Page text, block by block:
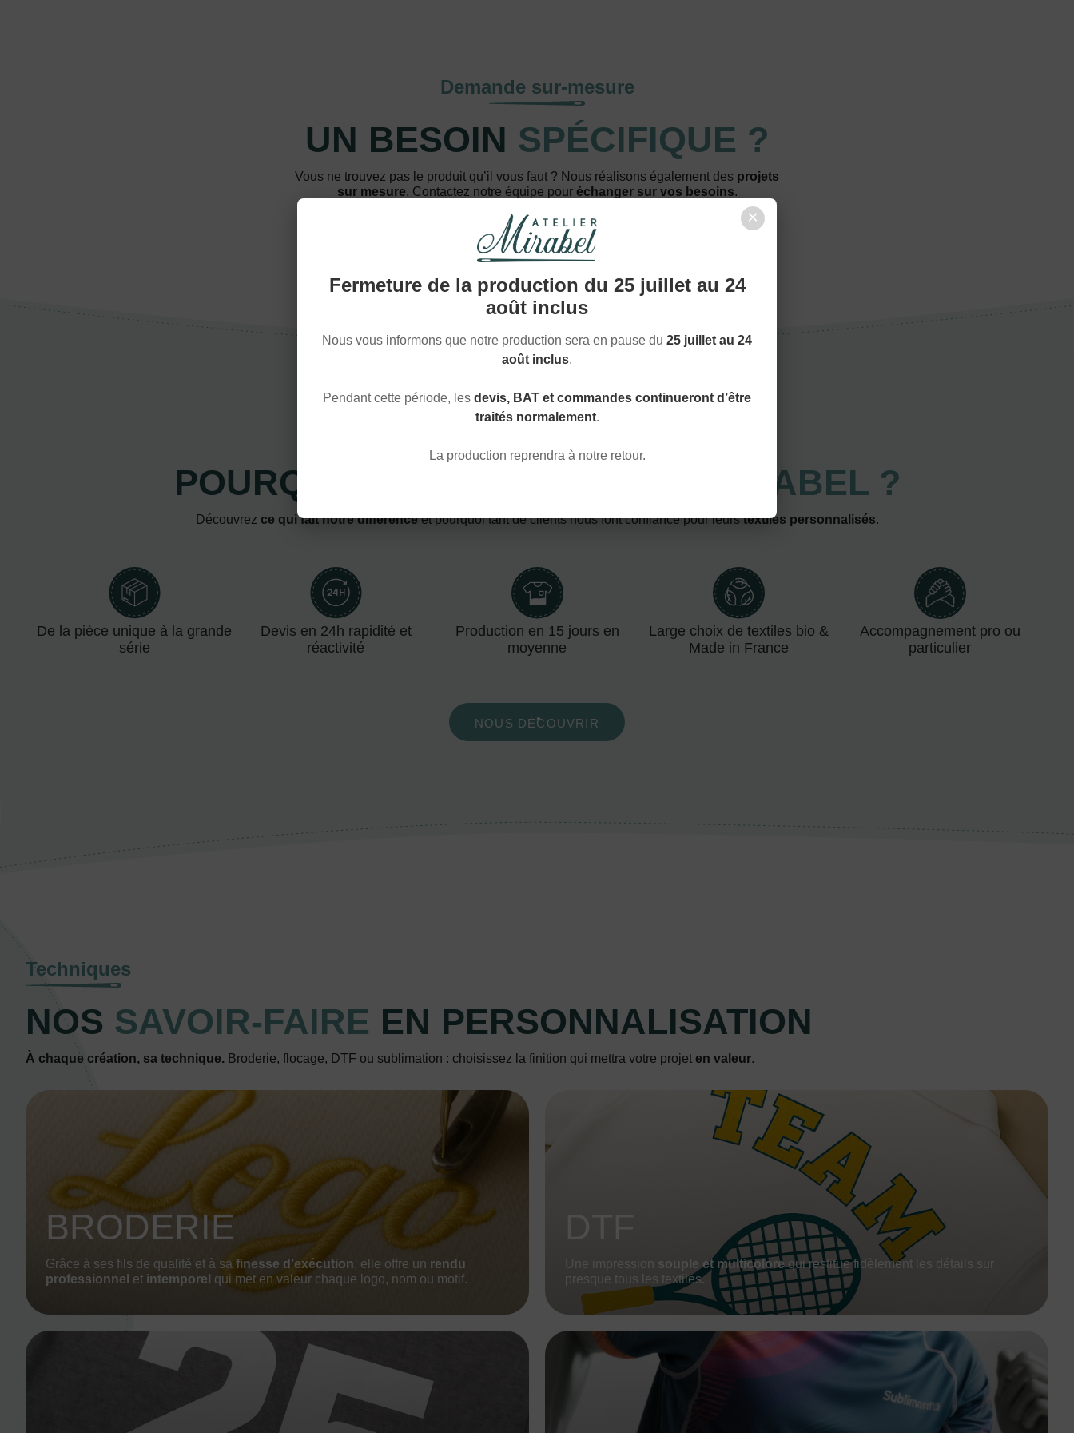
×
Fermeture de la production du 25 juillet au 24
août inclus
Nous vous informons que notre production sera en pause du 25 juillet au 24
août inclus.
Pendant cette période, les devis, BAT et commandes continueront d’être
traités normalement.
La production reprendra à notre retour.
Demande sur-mesure
UN BESOIN SPÉCIFIQUE ?
Vous ne trouvez pas le produit qu’il vous faut ? Nous réalisons également des projets
sur mesure. Contactez notre équipe pour échanger sur vos besoins.
NOUS CONTACTER
POURQUOI CHOISIR ATELIER MIRABEL ?
Découvrez ce qui fait notre différenceet pourquoi tant de clients nous font confiance pour leurstextiles personnalisés.
De la pièce unique à la grande
série
Devis en 24h rapidité et
réactivité
Production en 15 jours en
moyenne
Large choix de textiles bio &
Made in France
Accompagnement pro ou
particulier
NOUS DÉCOUVRIR
Techniques
NOS SAVOIR-FAIRE EN PERSONNALISATION
À chaque création, sa technique. Broderie, flocage, DTF ou sublimation : choisissez la finition qui mettra votre projet en valeur.
BRODERIE
Grâce à ses fils de qualité et à sa finesse d’exécution, elle offre un rendu
professionnel et intemporel qui met en valeur chaque logo, nom ou motif.
DTF
Une impression souple et multicolorequi restitue fidèlement les détails sur
presque tous les textiles.